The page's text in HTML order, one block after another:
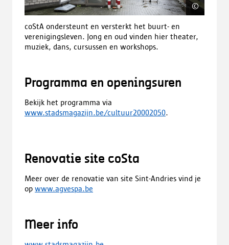
©
coStA ondersteunt en versterkt het buurt- en
verenigingsleven. Jong en oud vinden hier theater,
muziek, dans, cursussen en workshops.
Programma en openingsuren
Bekijk het programma via
www.stadsmagazijn.be/cultuur20002050.
Renovatie site coSta
Meer over de renovatie van site Sint-Andries vind je
op www.agvespa.be
Meer info